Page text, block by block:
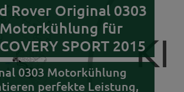
Rover Original 0303
Motorkühlung für
SPORT 2015
0303 Motorkühlung
perfekte Leistung,